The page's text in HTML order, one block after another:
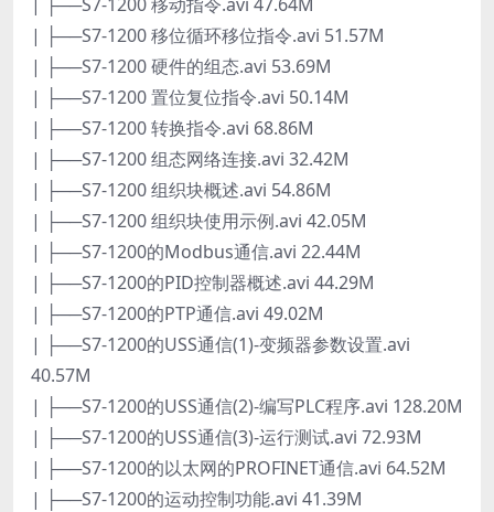
| ├──S7-1200 移位循环移位指令.avi 51.57M
| ├──S7-1200 硬件的组态.avi 53.69M
| ├──S7-1200 置位复位指令.avi 50.14M
| ├──S7-1200 转换指令.avi 68.86M
| ├──S7-1200 组态网络连接.avi 32.42M
| ├──S7-1200 组织块概述.avi 54.86M
| ├──S7-1200 组织块使用示例.avi 42.05M
| ├──S7-1200的Modbus通信.avi 22.44M
| ├──S7-1200的PID控制器概述.avi 44.29M
| ├──S7-1200的PTP通信.avi 49.02M
| ├──S7-1200的USS通信(1)-变频器参数设置.avi
40.57M
| ├──S7-1200的USS通信(2)-编写PLC程序.avi 128.20M
| ├──S7-1200的USS通信(3)-运行测试.avi 72.93M
| ├──S7-1200的以太网的PROFINET通信.avi 64.52M
| ├──S7-1200的运动控制功能.avi 41.39M